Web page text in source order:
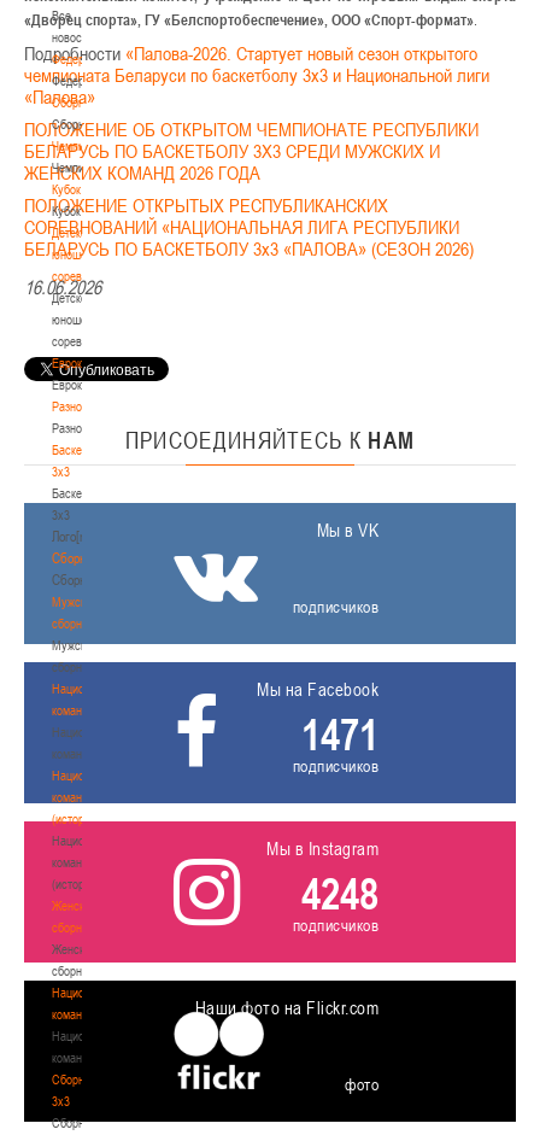
Все
новости
Федерация
Федерация
Сборные
Сборные
Чемпионат
Чемпионат
Кубок
Кубок
Детско-
юношеские
соревнования
Детско-
юношеские
соревнования
Еврокубки
Еврокубки
Разное
Разное
Баскетбол
3х3
Баскетбол
3х3
Лого[modid=121]
Сборные
Сборные
Мужские
сборные
Мужские
сборные
Национальная
команда
Национальная
команда
Национальная
команда
(история)
Национальная
команда
(история)
Женские
сборные
Женские
сборные
Национальная
команда
Национальная
команда
Сборные
3х3
Сборные
«Дворец спорта», ГУ «Белспортобеспечение», ООО «Спорт-формат».
Подробности «Палова-2026. Стартует новый сезон открытого
чемпионата Беларуси по баскетболу 3х3 и Национальной лиги
«Палова»
ПОЛОЖЕНИЕ ОБ ОТКРЫТОМ ЧЕМПИОНАТЕ РЕСПУБЛИКИ
БЕЛАРУСЬ ПО БАСКЕТБОЛУ 3Х3 СРЕДИ МУЖСКИХ И
ЖЕНСКИХ КОМАНД 2026 ГОДА
ПОЛОЖЕНИЕ ОТКРЫТЫХ РЕСПУБЛИКАНСКИХ
СОРЕВНОВАНИЙ «НАЦИОНАЛЬНАЯ ЛИГА РЕСПУБЛИКИ
БЕЛАРУСЬ ПО БАСКЕТБОЛУ 3x3 «ПАЛОВА» (СЕЗОН 2026)
16.06.2026
ПРИСОЕДИНЯЙТЕСЬ К НАМ
Мы в VK
подписчиков
Мы на Facebook
1471
подписчиков
Мы в Instagram
4248
подписчиков
Наши фото на Flickr.com
фото